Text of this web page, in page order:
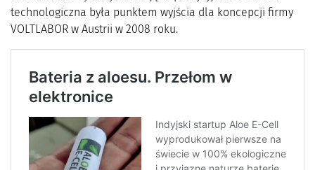
technologiczna była punktem wyjścia dla koncepcji firmy
VOLTLABOR w Austrii w 2008 roku.